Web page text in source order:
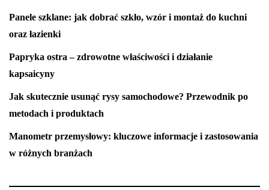
Panele szklane: jak dobrać szkło, wzór i montaż do kuchni
oraz łazienki
Papryka ostra – zdrowotne właściwości i działanie
kapsaicyny
Jak skutecznie usunąć rysy samochodowe? Przewodnik po
metodach i produktach
Manometr przemysłowy: kluczowe informacje i zastosowania
w różnych branżach